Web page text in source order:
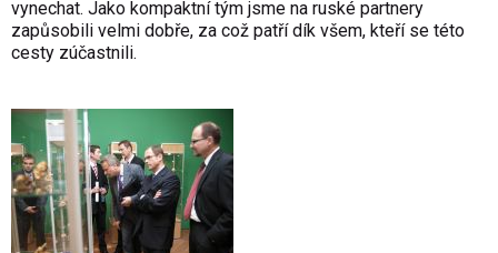
vynechat. Jako kompaktní tým jsme na ruské partnery
zapůsobili velmi dobře, za což patří dík všem, kteří se této
cesty zúčastnili.